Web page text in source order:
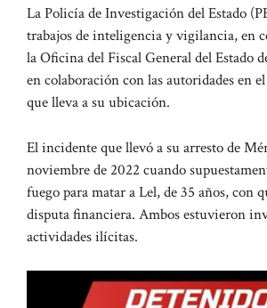
La Policía de Investigación del Estado
trabajos de inteligencia y vigilancia, en
la Oficina del Fiscal General del Estado
en colaboración con las autoridades en
que lleva a su ubicación.
El incidente que llevó a su arresto de
noviembre de 2022 cuando
fuego para matar a Lel, de 35 años, con
disputa financiera. Ambos estuvieron
actividades ilícitas.